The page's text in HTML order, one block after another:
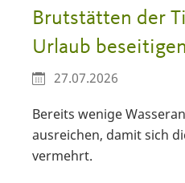
Brutstätten der
Urlaub beseitigen
27.07.2026
Bereits wenige
ausreichen, damit sich
vermehrt.